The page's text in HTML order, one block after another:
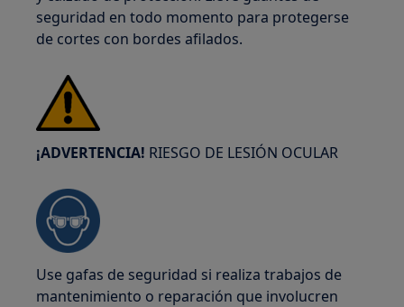
seguridad en todo momento para protegerse
de cortes con bordes afilados.
¡ADVERTENCIA! RIESGO DE LESIÓN OCULAR
Use gafas de seguridad si realiza trabajos de
mantenimiento o reparación que involucren